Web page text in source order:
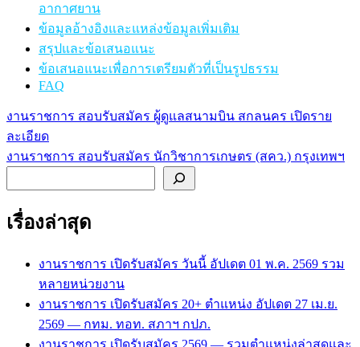
อากาศยาน
ข้อมูลอ้างอิงและแหล่งข้อมูลเพิ่มเติม
สรุปและข้อเสนอแนะ
ข้อเสนอแนะเพื่อการเตรียมตัวที่เป็นรูปธรรม
FAQ
แนะแนว
เรื่อง
งานราชการ สอบรับสมัคร ผู้ดูแลสนามบิน สกลนคร เปิดราย
ละเอียด
งานราชการ สอบรับสมัคร นักวิชาการเกษตร (สคว.) กรุงเทพฯ
เรื่องล่าสุด
งานราชการ เปิดรับสมัคร วันนี้ อัปเดต 01 พ.ค. 2569 รวม
หลายหน่วยงาน
งานราชการ เปิดรับสมัคร 20+ ตำแหน่ง อัปเดต 27 เม.ย.
2569 — กทม. ทอท. สภาฯ กปภ.
งานราชการ เปิดรับสมัคร 2569 — รวมตำแหน่งล่าสุดและ